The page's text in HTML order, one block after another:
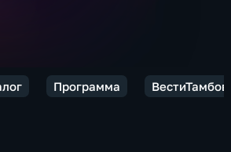
Программа ВестиТамбов